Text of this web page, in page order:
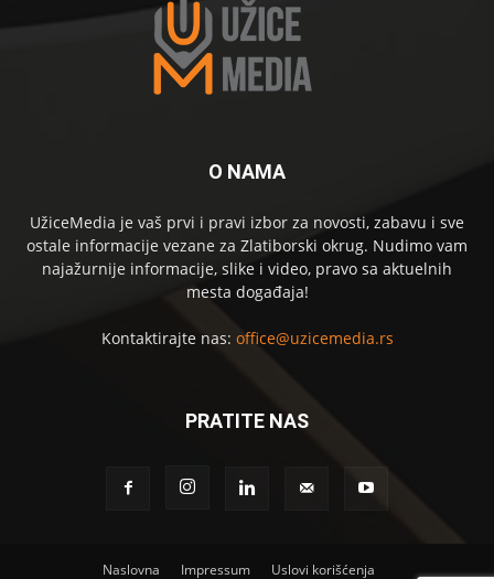
O NAMA
UžiceMedia je vaš prvi i pravi izbor za novosti, zabavu i sve
ostale informacije vezane za Zlatiborski okrug. Nudimo vam
najažurnije informacije, slike i video, pravo sa aktuelnih
mesta događaja!
Kontaktirajte nas: office@uzicemedia.rs
PRATITE NAS
Naslovna Impressum Uslovi korišćenja